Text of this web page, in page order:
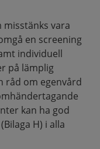
vara
en screening
individuell
på lämplig
råd om egenvård
kan ha god
H) i alla